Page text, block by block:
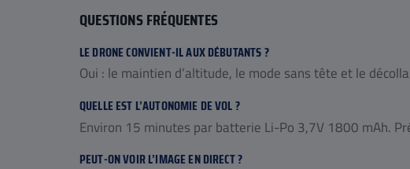
QUESTIONS FRÉQUENTES
LE DRONE CONVIENT-IL AUX DÉBUTANTS ?
Oui : le maintien d’altitude, le mode sans tête et le
QUELLE EST L’AUTONOMIE DE VOL ?
Environ 15 minutes par batterie Li-Po 3,7V 1800 mAh.
PEUT-ON VOIR L’IMAGE EN DIRECT ?